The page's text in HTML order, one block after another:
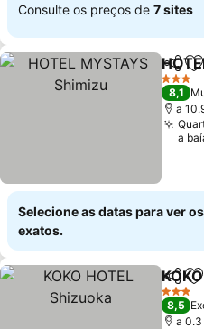
Consulte os preços de 7 sites
3 Estrelas
8,1
a
a
Selecione as datas para ver
exatos.
3 Estrelas
8,5
a 0.3